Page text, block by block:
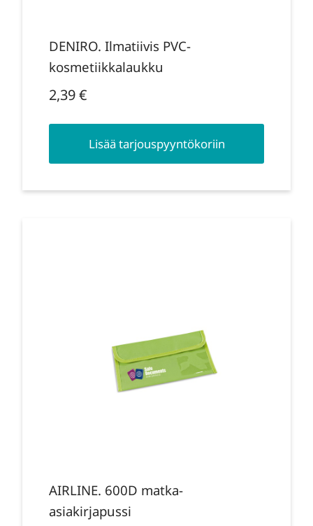
DENIRO. Ilmatiivis PVC-
kosmetiikkalaukku
2,39€
Lisää tarjouspyyntökoriin
AIRLINE. 600D matka-
asiakirjapussi